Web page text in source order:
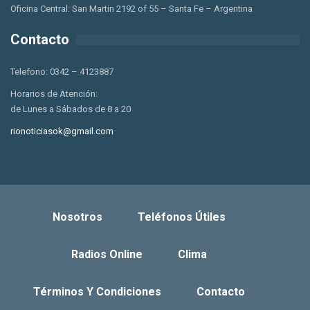
Oficina Central: San Martin 2192 of 55 – Santa Fe – Argentina
Contacto
Telefono: 0342 – 4123887
Horarios de Atención:
de Lunes a Sábados de 8 a 20
rionoticiasok@gmail.com
Nosotros Teléfonos Útiles
Radios Online Clima
Términos Y Condiciones Contacto